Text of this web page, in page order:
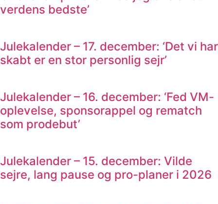
verdens bedste’
Julekalender – 17. december: ‘Det vi har
skabt er en stor personlig sejr’
Julekalender – 16. december: ‘Fed VM-
oplevelse, sponsorappel og rematch
som prodebut’
Julekalender – 15. december: Vilde
sejre, lang pause og pro-planer i 2026